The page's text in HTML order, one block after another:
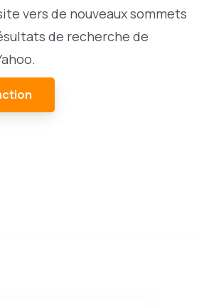
vers de nouveaux sommets
de recherche de